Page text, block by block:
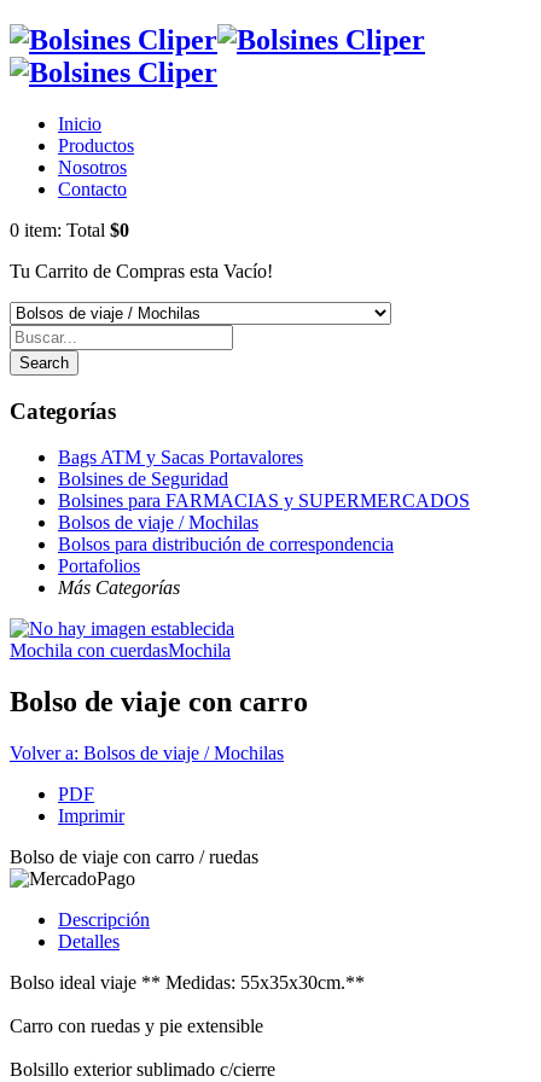
Inicio
Productos
Nosotros
Contacto
0 item: Total $0
Tu Carrito de Compras esta Vacío!
Search
Categorías
Bags ATM y Sacas Portavalores
Bolsines de Seguridad
Bolsines para FARMACIAS y SUPERMERCADOS
Bolsos de viaje / Mochilas
Bolsos para distribución de correspondencia
Portafolios
Más Categorías
Mochila con cuerdasMochila
Bolso de viaje con carro
Volver a: Bolsos de viaje / Mochilas
PDF
Imprimir
Bolso de viaje con carro / ruedas
Descripción
Detalles
Bolso ideal viaje ** Medidas: 55x35x30cm.**
Carro con ruedas y pie extensible
Bolsillo exterior sublimado c/cierre